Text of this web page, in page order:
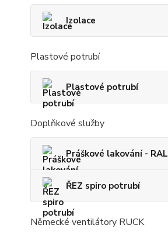
Izolace
Plastové potrubí
Plastové potrubí
Doplňkové služby
Práškové lakování - RAL
ŘEZ spiro potrubí
Německé ventilátory RUCK